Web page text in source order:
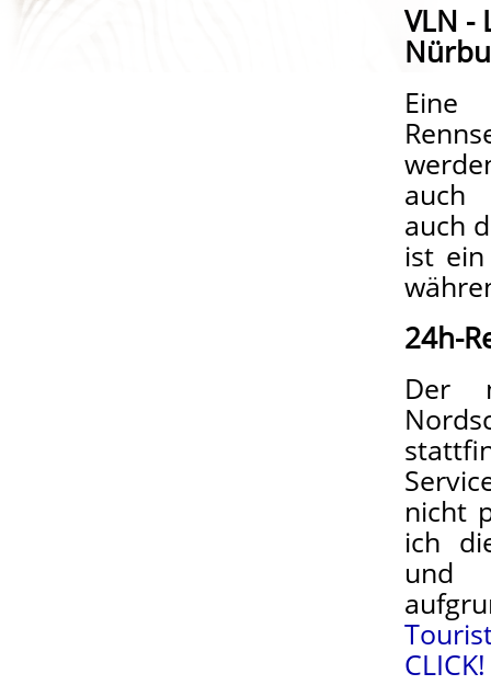
VLN -
Eine
auch
auch
ist
24h-
Der
nicht
ich
und
CLICK!